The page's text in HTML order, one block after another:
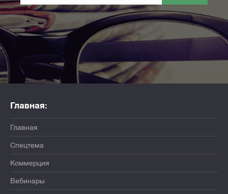
Главная:
Главная
Спецтема
Коммерция
Вебинары